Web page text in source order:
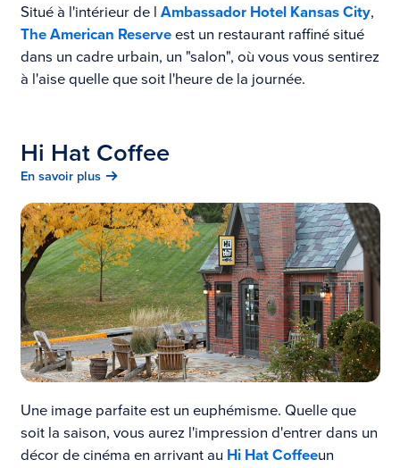
Situé à l'intérieur de l Ambassador Hotel Kansas City,
The American Reserveest un restaurant raffiné situé
dans un cadre urbain, un "salon", où vous vous sentirez
à l'aise quelle que soit l'heure de la journée.
Hi Hat Coffee
En savoir plus
Une image parfaite est un euphémisme. Quelle que
soit la saison, vous aurez l'impression d'entrer dans un
décor de cinéma en arrivant au Hi Hat Coffeeun